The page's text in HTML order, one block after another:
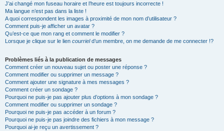
J’ai changé mon fuseau horaire et l’heure est toujours incorrecte !
Ma langue n’est pas dans la liste !
A quoi correspondent les images à proximité de mon nom d’utilisateur ?
Comment puis-je afficher un avatar ?
Qu’est-ce que mon rang et comment le modifier ?
Lorsque je clique sur le lien courrield’un membre, on me demande de me connecter !?
Problèmes liés à la publication de messages
Comment créer un nouveau sujet ou poster une réponse ?
Comment modifier ou supprimer un message ?
Comment ajouter une signature à mes messages ?
Comment créer un sondage ?
Pourquoi ne puis-je pas ajouter plus d’options à mon sondage ?
Comment modifier ou supprimer un sondage ?
Pourquoi ne puis-je pas accéder à un forum ?
Pourquoi ne puis-je pas joindre des fichiers à mon message ?
Pourquoi ai-je reçu un avertissement ?